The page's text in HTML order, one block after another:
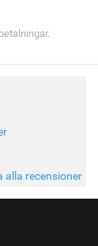
alla recensioner